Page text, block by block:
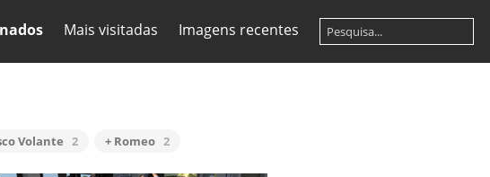
Mais visitadas Imagens recentes
Volante 2 + Romeo 2